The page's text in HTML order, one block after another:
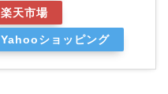
楽天市場
Yahooショッピング